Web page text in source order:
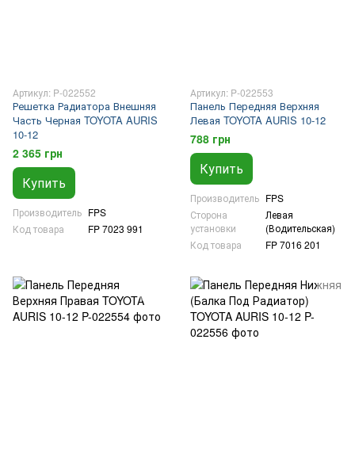
Артикул: P-022552
Решетка Радиатора Внешняя
Часть Черная TOYOTA AURIS
10-12
2 365 грн
Купить
Производитель FPS
Код товара
FP 7023 991
Артикул: P-022553
Панель Передняя Верхняя
Левая TOYOTA AURIS 10-12
788 грн
Купить
Производитель FPS
Сторона
установки
Левая
(Водительская)
Код товара
FP 7016 201